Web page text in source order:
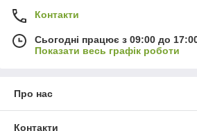
Контакти
Сьогодні працює з 09:00 до
Показати весь графік роботи
Про нас
Контакти